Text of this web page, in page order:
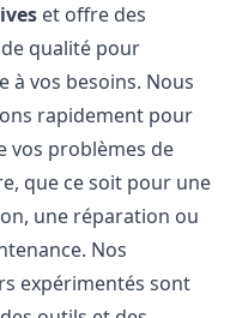
et offre des
qualité pour
à vos besoins. Nous
rapidement pour
vos problèmes de
que ce soit pour une
une réparation ou
Nos
expérimentés sont